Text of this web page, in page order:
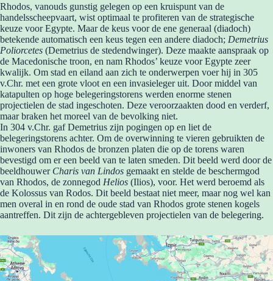
Rhodos, vanouds gunstig gelegen op een kruispunt van de
handelsscheepvaart, wist optimaal te profiteren van de strategische
keuze voor Egypte. Maar de keus voor de ene generaal (diadoch)
betekende automatisch een keus tegen een andere diadoch; Demetrius
Poliorcetes (Demetrius de stedendwinger). Deze maakte aanspraak op
de Macedonische troon, en nam Rhodos’ keuze voor Egypte zeer
kwalijk. Om stad en eiland aan zich te onderwerpen voer hij in 305
v.Chr. met een grote vloot en een invasieleger uit. Door middel van
katapulten op hoge belegeringstorens werden enorme stenen
projectielen de stad ingeschoten. Deze veroorzaakten dood en verderf,
maar braken het moreel van de bevolking niet.
In 304 v.Chr. gaf Demetrius zijn pogingen op en liet de
belegeringstorens achter. Om de overwinning te vieren gebruikten de
inwoners van Rhodos de bronzen platen die op de torens waren
bevestigd om er een beeld van te laten smeden. Dit beeld werd door de
beeldhouwer Charis van Lindos gemaakt en stelde de beschermgod
van Rhodos, de zonnegod Helios (Ilios), voor. Het werd beroemd als
de Kolossus van Rodos. Dit beeld bestaat niet meer, maar nog wel kan
men overal in en rond de oude stad van Rhodos grote stenen kogels
aantreffen. Dit zijn de achtergebleven projectielen van de belegering.